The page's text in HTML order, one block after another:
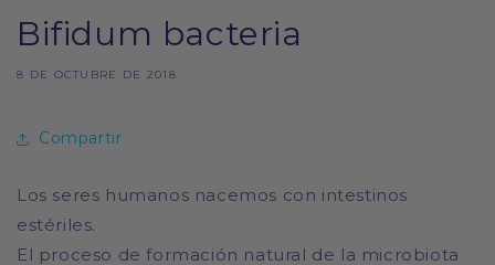
Bifidum bacteria
8 DE OCTUBRE DE 2018
Compartir
Los seres humanos nacemos con intestinos
estériles.
El proceso de formación natural de la microbiota